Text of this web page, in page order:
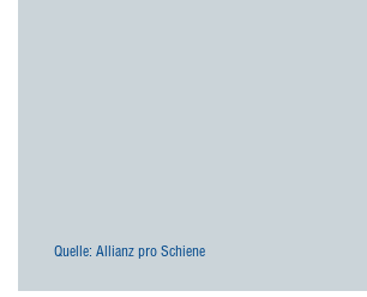
Quelle: Allianz pro Schiene